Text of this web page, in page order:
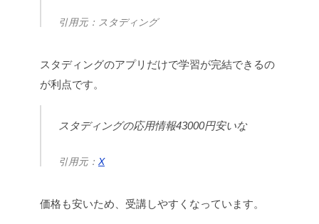
引用元：スタディング
スタディングのアプリだけで学習が完結できるの
が利点です。
スタディングの応用情報43000円安いな
引用元： X
価格も安いため、受講しやすくなっています。